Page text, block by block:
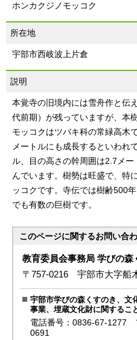
ホンカクジノモッコク
所在地
宇部市西岐波上片倉
説明
本覚寺の旧境内には雪舟作と伝
代前期）が残っていますが、本
モッコクはツバキ科の常緑高木
メートルにも成長するといわれ
ル、目の高さの幹周囲は2.7メ
んでいます。樹勢は旺盛で、特
ッコクです。寺伝では樹齢500
でも有数の巨樹です。
このページに関するお問い合
教育委員会事務局 学びの
〒757-0216 宇部市大字船
宇部市学びの森くすのき、文
事業、埋蔵文化財に関するこ
電話番号：0836-67-1277
0691